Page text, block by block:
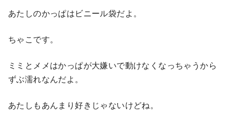
あたしのかっぱはビニール袋だよ。
ちゃこです。
ミミとメメはかっぱが大嫌いで動けなくなっちゃうから
ずぶ濡れなんだよ。
あたしもあんまり好きじゃないけどね。